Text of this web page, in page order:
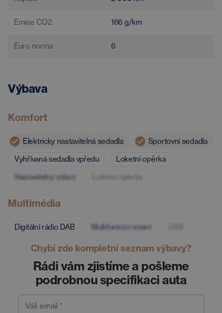
Emise CO2 166 g/km
Euro norma 6
Výbava
Komfort
Elektricky nastavitelná sedadla
Sportovní sedadla
Vyhřívaná sedadla vpředu
Loketní opěrka
Nastavitelný volant
Loketní opěrka
Multimédia
Digitální rádio DAB Multifunkční volant
Chybí zde kompletní seznam výbavy?
Rádi vám zjistíme a pošleme
podrobnou specifikaci auta
Váš email *